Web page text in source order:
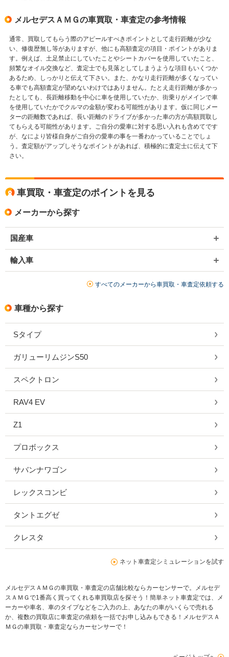
メルセデスＡＭＧの車買取・車査定の参考情報
通常、買取してもらう際のアピールすべきポイントとして走行距離が少な
い、修復歴無し等がありますが、他にも高額査定の項目・ポイントがありま
す。例えば、土足禁止にしていたことやシートカバーを使用していたこと、
頻繁なオイル交換など、査定士でも見落としてしまうような項目もいくつか
あるため、しっかりと伝えて下さい。また、かなり走行距離が多くなってい
る車でも高額査定が望めないわけではありません。たとえ走行距離が多かっ
たとしても、長距離移動を中心に車を使用していたか、街乗りがメインで車
を使用していたかでクルマの金額が変わる可能性があります。仮に同じメー
ターの距離数であれば、長い距離のドライブが多かった車の方が高額買取し
てもらえる可能性があります。ご自分の愛車に対する思い入れも含めてです
が、なにより皆様自身がご自分の愛車の事を一番わかっていることでしょ
う。査定額がアップしそうなポイントがあれば、積極的に査定士に伝えて下
さい。
車買取・車査定のポイントを見る
メーカーから探す
国産車
輸入車
すべてのメーカーから車買取・車査定依頼する
車種から探す
Sタイプ
ガリューリムジンS50
スペクトロン
RAV4 EV
Z1
プロボックス
サバンナワゴン
レックスコンビ
タントエグゼ
クレスタ
ネット車査定シミュレーションを試す
メルセデスＡＭＧの車買取・車査定の店舗比較ならカーセンサーで。メルセデ
スＡＭＧで1番高く買ってくれる車買取店を探そう！簡単ネット車査定では、メ
ーカーや車名、車のタイプなどをご入力の上、あなたの車がいくらで売れる
か、複数の買取店に車査定の依頼を一括でお申し込みもできる！メルセデスＡ
ＭＧの車買取・車査定ならカーセンサーで！